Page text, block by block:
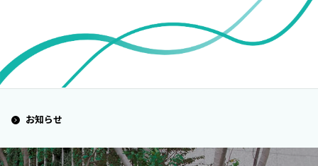
お知らせ